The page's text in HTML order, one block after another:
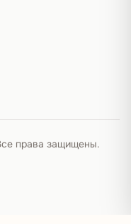
права защищены.